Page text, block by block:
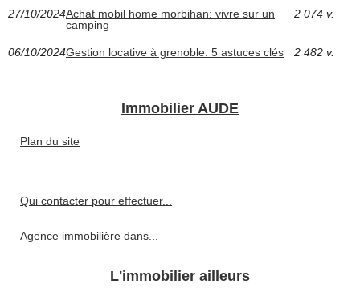
27/10/2024Achat mobil home morbihan: vivre sur un
camping
2 074 v.
06/10/2024Gestion locative à grenoble: 5 astuces clés 2 482 v.
Immobilier AUDE
Plan du site
Qui contacter pour effectuer...
Agence immobilière dans...
L'immobilier ailleurs